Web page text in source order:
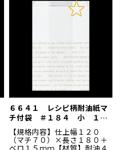
ーナッツ、コロッケ、フライ
ドポテト、揚げパン、からあ
アウト袋、マチあり、食べ歩
きグルメ、惣菜店向け、屋台
向け、ガゼット袋【商品特
徴】耐油紙だから油の強いも
のでも安心。余分な油分を吸
収し、蒸気を逃がして水分に
よるベタつきを抑えます。ド
ーナッツ・コロッケ・ポテ
ト・揚げパン・唐揚・カレー
パン・デニッシュなどに。中
身が見えるから陳列効果も高
い、食べ歩きに便利な形状の
耐油袋。※外装：段ケース※
６６４１ レシピ柄耐油紙マ
チ付袋 ＃１８４ 小 １０
０枚入
【規格内容】仕上幅１２０
（マチ７０）×長さ１８０＋
ベロ１５ｍｍ【材質】耐油４